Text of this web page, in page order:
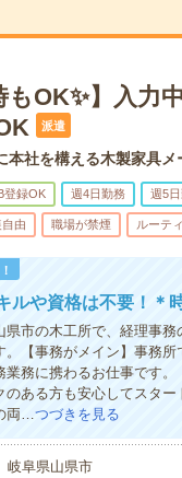
もOK✨】入
派遣
本社を構える木製家具メ
登録OK 週4日勤務 週5
自由 職場が禁煙 ルーテ
ルや資格は不要！＊
県市の木工所で、経理事
。【事務がメイン】事務
業務に携わるお仕事です
のある方も安心してスタ
両…つづきを見る
岐阜県山県市